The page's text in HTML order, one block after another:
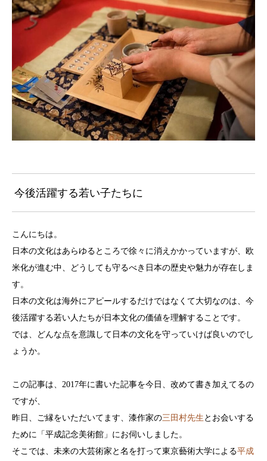
今後活躍する若い子たちに
こんにちは。
日本の文化はあらゆるところで徐々に消えかかっていますが、欧
米化が進む中、どうしても守るべき日本の歴史や魅力が存在しま
す。
日本の文化は海外にアピールするだけではなくて大切なのは、今
後活躍する若い人たちが日本文化の価値を理解することです。
では、どんな点を意識して日本の文化を守っていけば良いのでし
ょうか。
この記事は、2017年に書いた記事を今日、改めて書き加えてるの
ですが、
昨日、ご縁をいただいてます、漆作家の三田村先生 とお会いする
ために「平成記念美術館」にお伺いしました。
そこでは、未来の大芸術家と名を打って東京藝術大学による平成